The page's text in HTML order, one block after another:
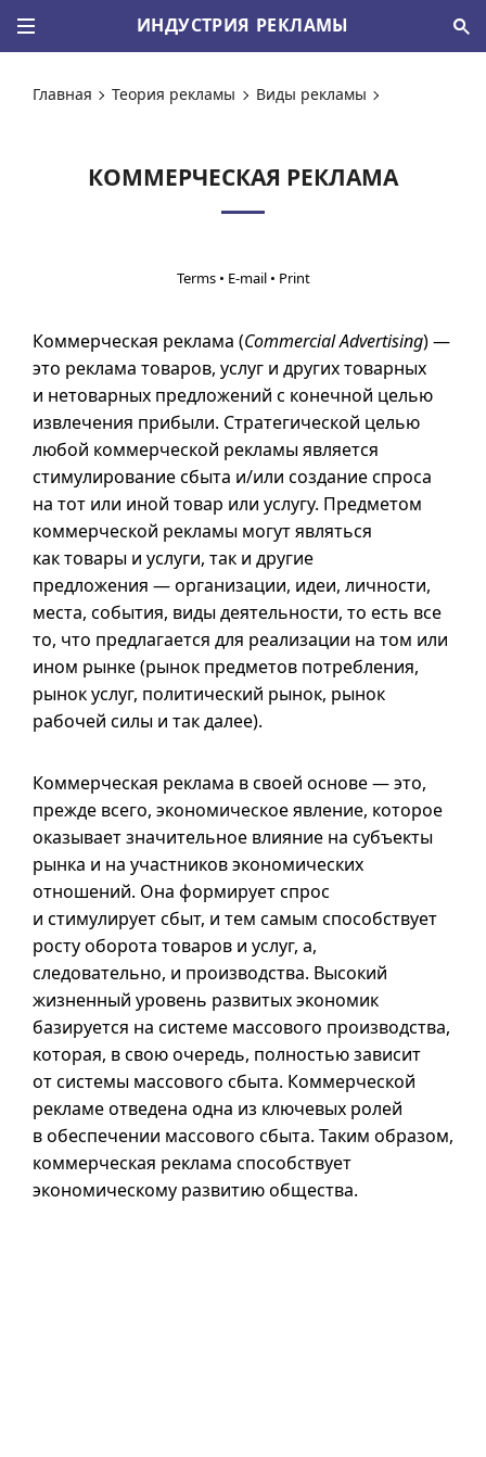
ИНДУСТРИЯ РЕКЛАМЫ
Главная Теория рекламы Виды рекламы
КОММЕРЧЕСКАЯ РЕКЛАМА
Коммерческая реклама (Commercial Advertising) —
это реклама товаров, услуг и других товарных
и нетоварных предложений с конечной целью
извлечения прибыли. Стратегической целью
любой коммерческой рекламы является
стимулирование сбыта и/или создание спроса
на тот или иной товар или услугу. Предметом
коммерческой рекламы могут являться
как товары и услуги, так и другие
предложения — организации, идеи, личности,
места, события, виды деятельности, то есть все
то, что предлагается для реализации на том или
ином рынке (рынок предметов потребления,
рынок услуг, политический рынок, рынок
рабочей силы и так далее).
Коммерческая реклама в своей основе — это,
прежде всего, экономическое явление, которое
оказывает значительное влияние на субъекты
рынка и на участников экономических
отношений. Она формирует спрос
и стимулирует сбыт, и тем самым способствует
росту оборота товаров и услуг, а,
следовательно, и производства. Высокий
жизненный уровень развитых экономик
базируется на системе массового производства,
которая, в свою очередь, полностью зависит
от системы массового сбыта. Коммерческой
рекламе отведена одна из ключевых ролей
в обеспечении массового сбыта. Таким образом,
коммерческая реклама способствует
экономическому развитию общества.
• •